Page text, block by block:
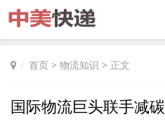
首页 > 物流知识 > 正文
国际物流巨头联手减碳